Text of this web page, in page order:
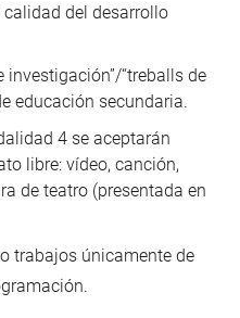
del desarrollo
investigación”/“treballs de
educación secundaria.
4 se aceptarán
libre: vídeo, canción,
de teatro (presentada en
trabajos únicamente de